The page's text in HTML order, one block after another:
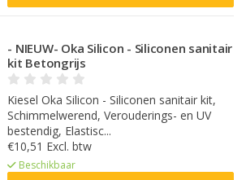
- NIEUW- Oka Silicon - Siliconen sanitair
kit Betongrijs
Kiesel Oka Silicon - Siliconen sanitair kit,
Schimmelwerend, Verouderings- en UV
bestendig, Elastisc...
€10,51 Excl. btw
Beschikbaar